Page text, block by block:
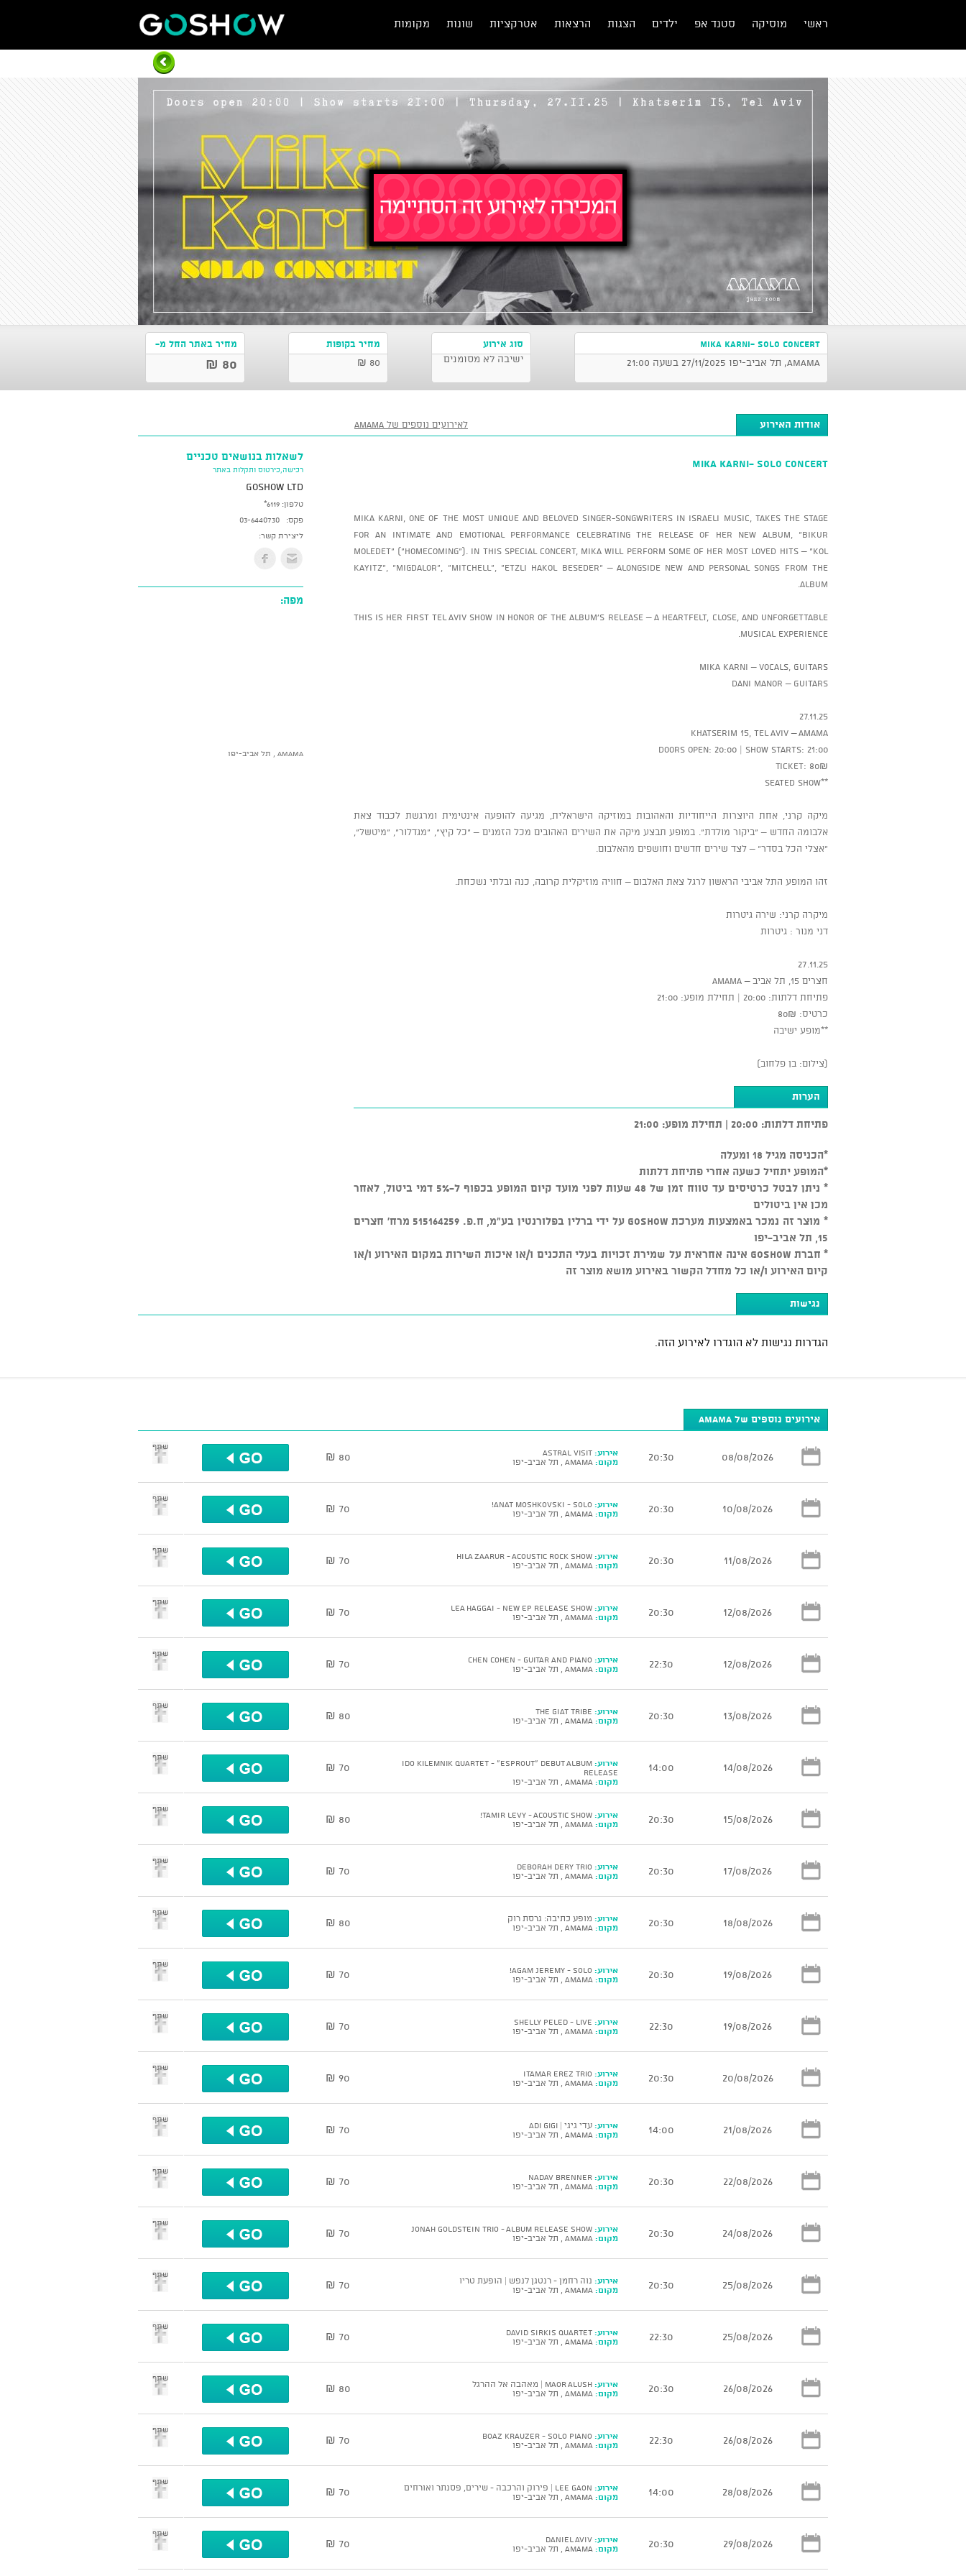
ראשי מוסיקה סטנד אפ ילדים הצגות הרצאות אטרקציות שונות מקומות
MIKA KARNI- SOLO CONCERT
AMAMA, תל אביב-יפו 27/11/2025 בשעה 21:00
סוג אירוע
ישיבה לא מסומנים
מחיר בקופות
80 ₪
מחיר באתר החל מ-
80 ₪
אודות האירוע לאירועים נוספים של AMAMA
MIKA KARNI- SOLO CONCERT
Mika Karni, one of the most unique and beloved singer-songwriters in Israeli music, takes the stage
for an intimate and emotional performance celebrating the release of her new album, “Bikur
Moledet” (“Homecoming”). In this special concert, Mika will perform some of her most loved hits – “Kol
Kayitz”, “Migdalor”, “Mitchell”, “Etzli Hakol Beseder” – alongside new and personal songs from the
album.
This is her first Tel Aviv show in honor of the album’s release – a heartfelt, close, and unforgettable
musical experience.
Mika Karni – Vocals, Guitars
Dani Manor – Guitars
27.11.25
Khatserim 15, Tel Aviv – AMAMA
Doors Open: 20:00 | Show Starts: 21:00
Ticket: 80₪
**Seated Show
מיקה קרני, אחת היוצרות הייחודיות והאהובות במוזיקה הישראלית, מגיעה להופעה אינטימית ומרגשת לכבוד צאת
אלבומה החדש – “ביקור מולדת”. במופע תבצע מיקה את השירים האהובים מכל הזמנים – “כל קיץ”, “מגדלור”, “מיטשל”,
“אצלי הכל בסדר” – לצד שירים חדשים וחושפים מהאלבום.
זהו המופע התל אביבי הראשון לרגל צאת האלבום – חוויה מוזיקלית קרובה, כנה ובלתי נשכחת.
מיקרה קרני: שירה גיטרות
דני מנור : גיטרות
27.11.25
חצרים 15, תל אביב – AMAMA
פתיחת דלתות: 20:00 | תחילת מופע: 21:00
כרטיס: 80₪
**מופע ישיבה
(צילום: בן פלחוב)
הערות
פתיחת דלתות: 20:00 | תחילת מופע: 21:00
*הכניסה מגיל 18 ומעלה
*המופע יתחיל כשעה אחרי פתיחת דלתות
* ניתן לבטל כרטיסים עד טווח זמן של 48 שעות לפני מועד קיום המופע בכפוף ל-5% דמי ביטול, לאחר
מכן אין ביטולים
* מוצר זה נמכר באמצעות מערכת GOSHOW על ידי ברלין בפלורנטין בע"מ, ח.פ. 515164259 מרח' חצרים
15, תל אביב-יפו
* חברת GOSHOW אינה אחראית על שמירת זכויות בעלי התכנים ו/או איכות השירות במקום האירוע ו/או
קיום האירוע ו/או כל מחדל הקשור באירוע מושא מוצר זה
לשאלות בנושאים טכניים
רכישה,כירטוס ותקלות באתר
GoShow LTD
טלפון: *6119
פקס:
03-6440730
ליצירת קשר:
מפה:
AMAMA , תל אביב-יפו
נגישות
הגדרות נגישות לא הוגדרו לאירוע הזה.
אירועים נוספים של AMAMA
08/08/2026
20:30 אירוע:
מקום:
80 ₪
שתף
10/08/2026
20:30 אירוע:
מקום:
70 ₪
שתף
11/08/2026
20:30 אירוע:
מקום:
70 ₪
שתף
12/08/2026
20:30 אירוע:
מקום:
70 ₪
שתף
12/08/2026
22:30 אירוע:
מקום:
70 ₪
שתף
13/08/2026
20:30 אירוע:
מקום:
80 ₪
שתף
14/08/2026
14:00 אירוע: Ido Kilemnik Quartet - “ESPROUT” Debut Album
Release
מקום:
70 ₪
שתף
15/08/2026
20:30 אירוע:
מקום:
80 ₪
שתף
17/08/2026
20:30 אירוע:
מקום:
70 ₪
שתף
18/08/2026
20:30 אירוע: מופע כתיבה: גרסת רוק
מקום:
80 ₪
שתף
19/08/2026
20:30 אירוע:
מקום:
70 ₪
שתף
19/08/2026
22:30 אירוע:
מקום:
70 ₪
שתף
20/08/2026
20:30 אירוע:
מקום:
90 ₪
שתף
21/08/2026
14:00 אירוע: עדי גיגי | Adi Gigi
מקום:
70 ₪
שתף
22/08/2026
20:30 אירוע:
מקום:
70 ₪
שתף
24/08/2026
20:30 אירוע:
מקום:
70 ₪
שתף
25/08/2026
20:30 אירוע: נוה רחמן - רנטגן לנפש | הופעת טריו
מקום:
70 ₪
שתף
25/08/2026
22:30 אירוע:
מקום:
70 ₪
שתף
26/08/2026
20:30 אירוע:
מקום:
80 ₪
שתף
26/08/2026
22:30 אירוע:
מקום:
70 ₪
שתף
28/08/2026
14:00 אירוע:
מקום:
70 ₪
שתף
29/08/2026
20:30 אירוע:
מקום:
70 ₪
שתף